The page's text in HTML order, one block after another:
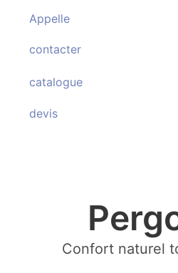
Appelle
contacter
catalogue
devis
Confort naturel